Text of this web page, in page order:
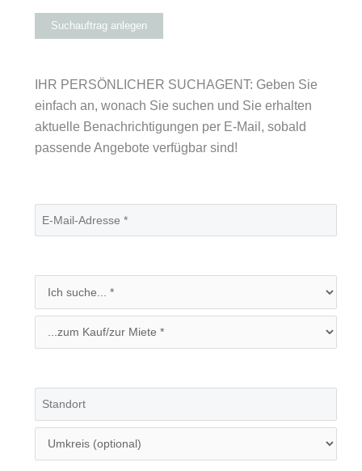
Suchauftrag anlegen
IHR PERSÖNLICHER SUCHAGENT: Geben Sie
einfach an, wonach Sie suchen und Sie erhalten
aktuelle Benachrichtigungen per E-Mail, sobald
passende Angebote verfügbar sind!